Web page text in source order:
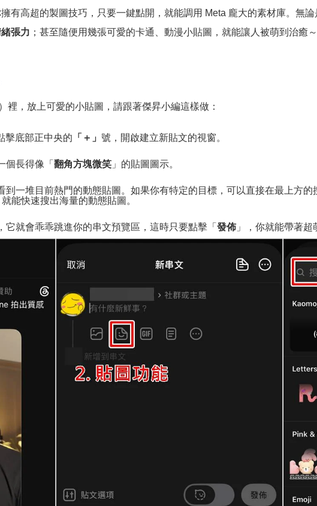
有高超的製圖技巧，只要一鍵點開，就能調用 Meta 龐大的素材庫。無
張力 ；甚至隨便用幾張可愛的卡通、動漫小貼圖，就能讓人被萌到治癒～
，放上可愛的小貼圖，請跟著傑昇小編這樣做：
擊底部正中央的 「＋」 號，開啟建立新貼文的視窗。
個長得像「 翻角方塊微笑 」的貼圖圖示。
到一堆目前熱門的動態貼圖。如果你有特定的目標，可以直接在最上方的
能快速搜出海量的動態貼圖。
它就會乖乖跳進你的串文預覽區，這時只要點擊「 發佈」，你就能帶著超